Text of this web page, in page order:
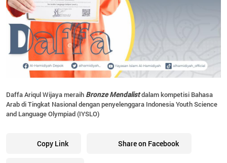
Daffa Ariqul Wijaya meraih Bronze Mendalistdalam kompetisi Bahasa
Arab di Tingkat Nasional dengan penyelenggara Indonesia Youth Science
and Language Olympiad (IYSLO)
Copy Link Share on Facebook